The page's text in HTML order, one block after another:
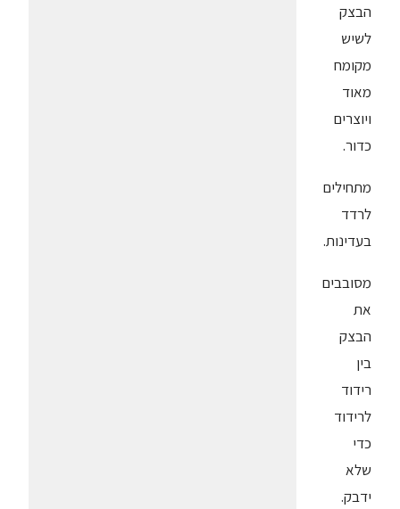
הבצק
לשיש
מקומח
מאוד
ויוצרים
כדור.
מתחילים
לרדד
בעדינות.
מסובבים
את
הבצק
בין
רידוד
לרידוד
כדי
שלא
ידבק.